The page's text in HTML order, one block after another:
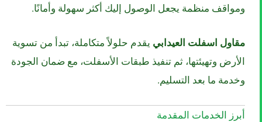
ومواقف منظمة يجعل الوصول إليك أكثر سهولة وأمانًا.
مقاول اسفلت العيدابي يقدم حلولاً متكاملة، تبدأ من تسوية
الأرض وتهيئتها، ثم تنفيذ طبقات الأسفلت، مع ضمان الجودة
وخدمة ما بعد التسليم.
أبرز الخدمات المقدمة